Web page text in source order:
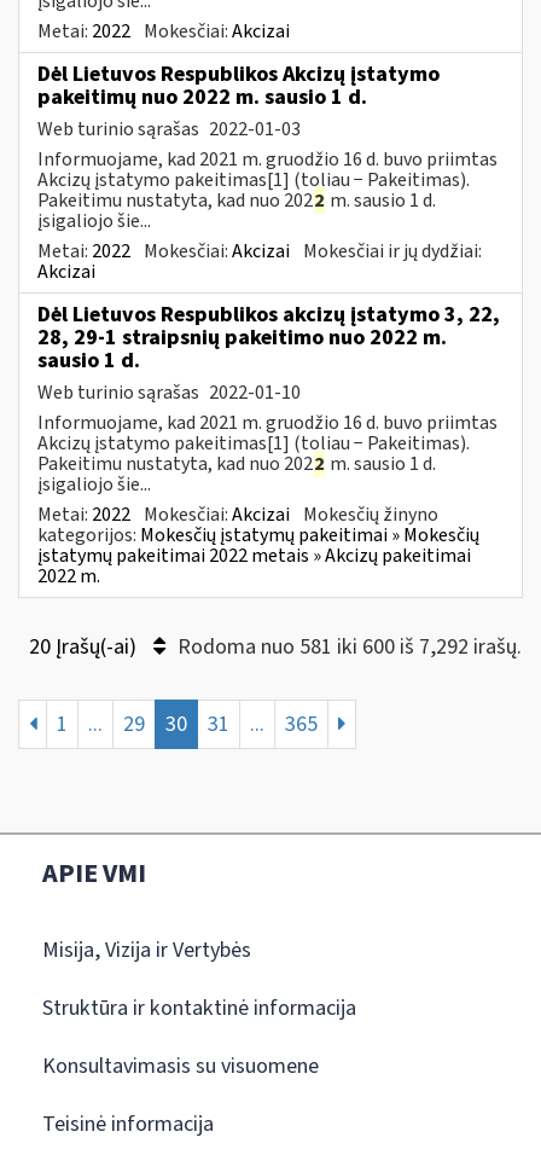
Metai: 2022 Mokesčiai:Akcizai
Dėl Lietuvos Respublikos Akcizų įstatymo
pakeitimų nuo 2022 m. sausio 1 d.
Web turinio sąrašas 2022-01-03
Informuojame, kad 2021 m. gruodžio 16 d. buvo priimtas
Akcizų įstatymo pakeitimas[1] (toliau − Pakeitimas).
Pakeitimu nustatyta, kad nuo 2022 m. sausio 1 d.
įsigaliojo šie...
Metai: 2022 Mokesčiai:Akcizai Mokesčiai ir jų dydžiai:
Akcizai
Dėl Lietuvos Respublikos akcizų įstatymo 3, 22,
28, 29-1 straipsnių pakeitimo nuo 2022 m.
sausio 1 d.
Web turinio sąrašas 2022-01-10
Informuojame, kad 2021 m. gruodžio 16 d. buvo priimtas
Akcizų įstatymo pakeitimas[1] (toliau − Pakeitimas).
Pakeitimu nustatyta, kad nuo 2022 m. sausio 1 d.
įsigaliojo šie...
Metai: 2022 Mokesčiai:Akcizai Mokesčių žinyno
kategorijos: Mokesčių įstatymų pakeitimai » Mokesčių
įstatymų pakeitimai 2022 metais » Akcizų pakeitimai
2022 m.
20 Įrašų(-ai) Rodoma nuo 581 iki 600 iš 7,292 irašų.
1 ... 29 30 31 ... 365
APIE VMI
Misija, Vizija ir Vertybės
Struktūra ir kontaktinė informacija
Konsultavimasis su visuomene
Teisinė informacija